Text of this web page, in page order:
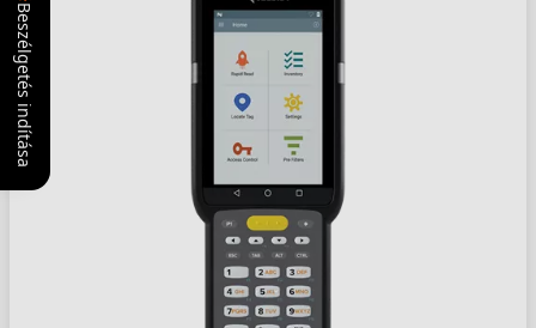
Beszélgetés indítása